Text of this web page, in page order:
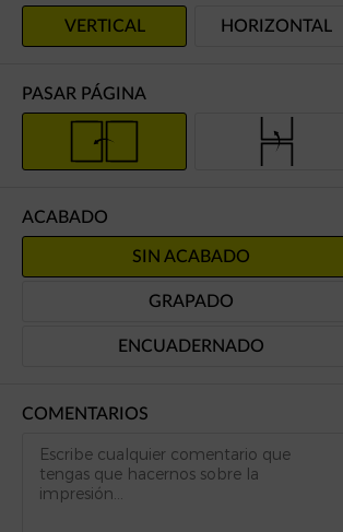
VERTICAL HORIZONTAL
PASAR PÁGINA
ACABADO
SIN ACABADO
GRAPADO
ENCUADERNADO
COMENTARIOS